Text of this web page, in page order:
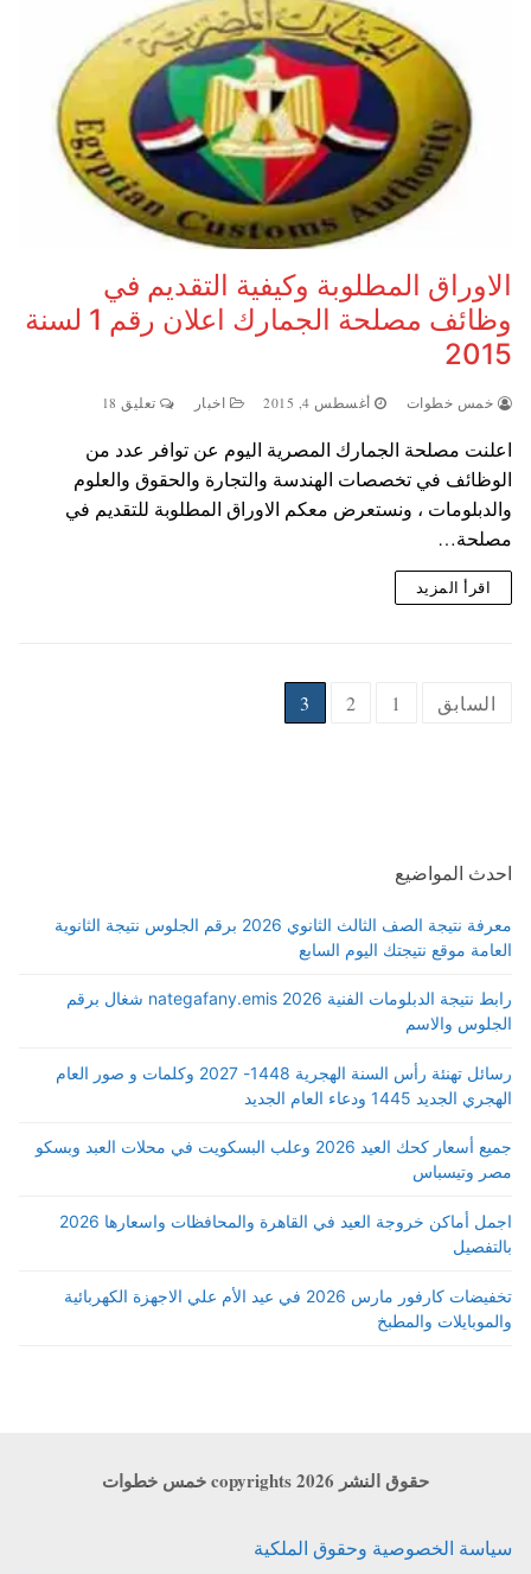
الاوراق المطلوبة وكيفية التقديم في
وظائف مصلحة الجمارك اعلان رقم 1 لسنة
2015
خمس خطوات أغسطس 4, 2015 اخبار تعليق 18
اعلنت مصلحة الجمارك المصرية اليوم عن توافر عدد من
الوظائف في تخصصات الهندسة والتجارة والحقوق والعلوم
والدبلومات ، ونستعرض معكم الاوراق المطلوبة للتقديم في
مصلحة…
اقرأ المزيد
السابق 1
2
3
احدث المواضيع
معرفة نتيجة الصف الثالث الثانوي 2026 برقم الجلوس نتيجة الثانوية
العامة موقع نتيجتك اليوم السابع
رابط نتيجة الدبلومات الفنية 2026 nategafany.emis شغال برقم
الجلوس والاسم
رسائل تهنئة رأس السنة الهجرية 1448- 2027 وكلمات و صور العام
الهجري الجديد 1445 ودعاء العام الجديد
جميع أسعار كحك العيد 2026 وعلب البسكويت في محلات العبد وبسكو
مصر وتيسباس
اجمل أماكن خروجة العيد في القاهرة والمحافظات واسعارها 2026
بالتفصيل
تخفيضات كارفور مارس 2026 في عيد الأم علي الاجهزة الكهربائية
والموبايلات والمطبخ
حقوق النشر copyrights 2026 خمس خطوات
سياسة الخصوصية وحقوق الملكية